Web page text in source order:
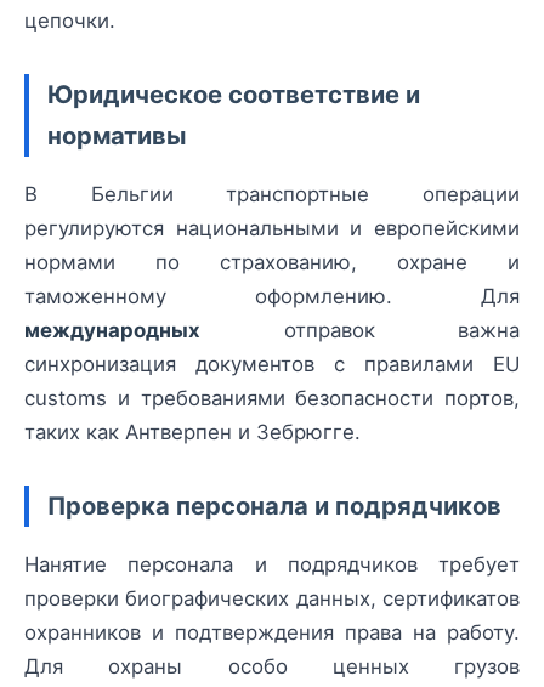
цепочки.
Юридическое соответствие и
нормативы
В Бельгии транспортные операции
регулируются национальными и европейскими
нормами по страхованию, охране и
таможенному оформлению. Для
международных отправок важна
синхронизация документов с правилами EU
customs и требованиями безопасности портов,
таких как Антверпен и Зебрюгге.
Проверка персонала и подрядчиков
Нанятие персонала и подрядчиков требует
проверки биографических данных, сертификатов
охранников и подтверждения права на работу.
Для охраны особо ценных грузов